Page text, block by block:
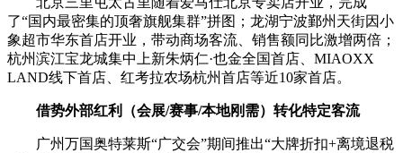
了“国内最密集的顶奢旗舰集群”拼图；龙湖宁波鄞州天街因小
象超市华东首店开业，带动商场客流、销售额同比激增两倍；
杭州滨江宝龙城集中上新朱炳仁·也金全国首店、MIAOXX
LAND线下首店、红考拉农场杭州首店等近10家首店。
借势外部红利（会展/赛事/本地刚需）转化特定客流
广州万国奥特莱斯“广交会”期间推出“大牌折扣+离境退税